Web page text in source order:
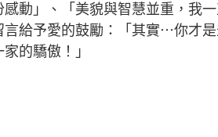
動」、「美貌與智慧並重，我
言給予愛的鼓勵：「其實⋯你才
的驕傲！」